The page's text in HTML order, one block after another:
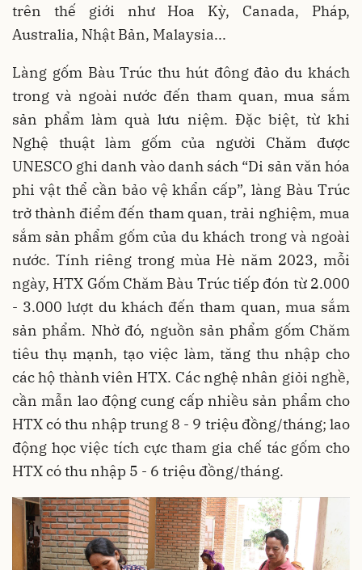
trên thế giới như Hoa Kỳ, Canada, Pháp,
Australia, Nhật Bản, Malaysia...
Làng gốm Bàu Trúc thu hút đông đảo du khách
trong và ngoài nước đến tham quan, mua sắm
sản phẩm làm quà lưu niệm. Đặc biệt, từ khi
Nghệ thuật làm gốm của người Chăm được
UNESCO ghi danh vào danh sách “Di sản văn hóa
phi vật thể cần bảo vệ khẩn cấp”, làng Bàu Trúc
trở thành điểm đến tham quan, trải nghiệm, mua
sắm sản phẩm gốm của du khách trong và ngoài
nước. Tính riêng trong mùa Hè năm 2023, mỗi
ngày, HTX Gốm Chăm Bàu Trúc tiếp đón từ 2.000
- 3.000 lượt du khách đến tham quan, mua sắm
sản phẩm. Nhờ đó, nguồn sản phẩm gốm Chăm
tiêu thụ mạnh, tạo việc làm, tăng thu nhập cho
các hộ thành viên HTX. Các nghệ nhân giỏi nghề,
cần mẫn lao động cung cấp nhiều sản phẩm cho
HTX có thu nhập trung 8 - 9 triệu đồng/tháng; lao
động học việc tích cực tham gia chế tác gốm cho
HTX có thu nhập 5 - 6 triệu đồng/tháng.